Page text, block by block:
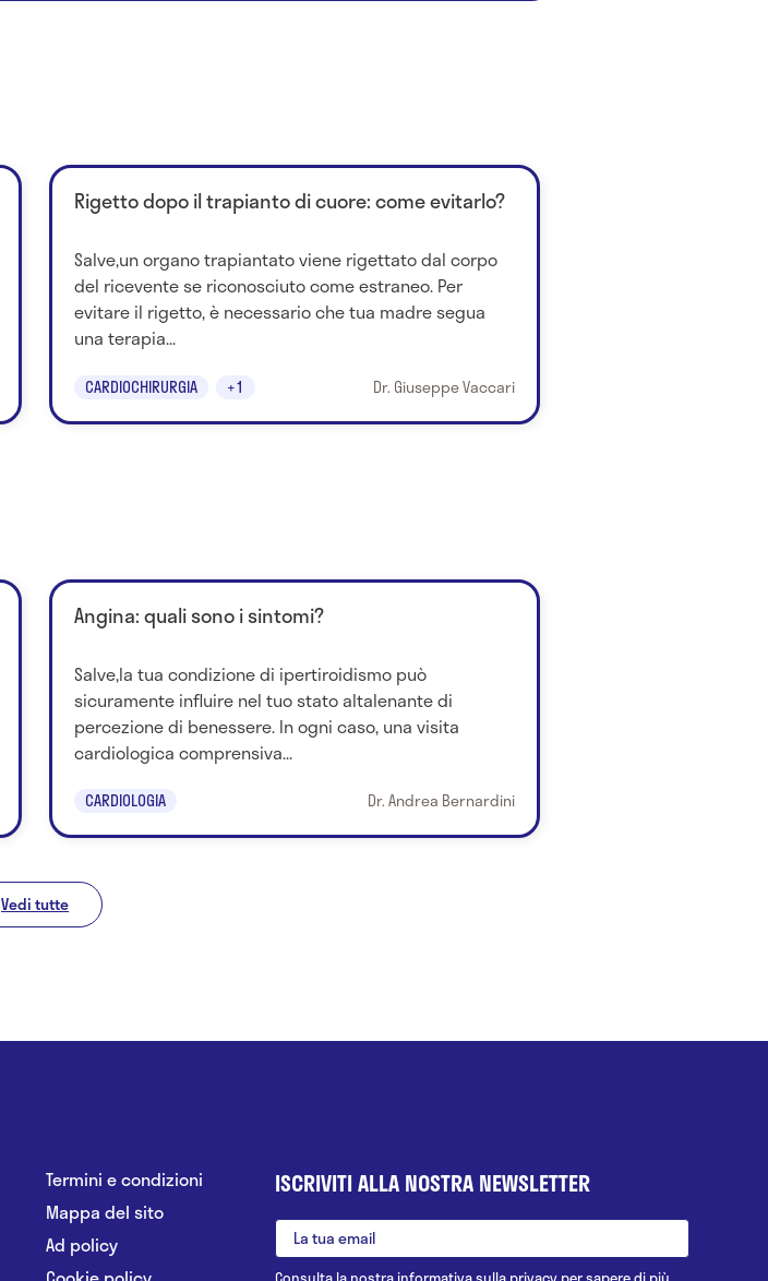
Rigetto dopo il trapianto di cuore: come evitarlo?
Salve,un organo trapiantato viene rigettato dal corpo
del ricevente se riconosciuto come estraneo. Per
evitare il rigetto, è necessario che tua madre segua
una terapia...
CARDIOCHIRURGIA +1 Dr. Giuseppe Vaccari
Angina: quali sono i sintomi?
Salve,la tua condizione di ipertiroidismo può
sicuramente influire nel tuo stato altalenante di
percezione di benessere. In ogni caso, una visita
cardiologica comprensiva...
CARDIOLOGIA Dr. Andrea Bernardini
Vedi tutte
Termini e condizioni
Mappa del sito
Ad policy
ISCRIVITI ALLA NOSTRA NEWSLETTER